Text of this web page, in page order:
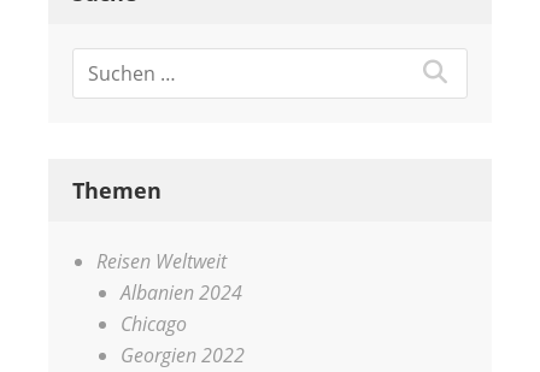
Themen
Reisen Weltweit
Albanien 2024
Chicago
Georgien 2022